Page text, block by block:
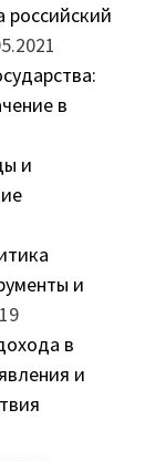
российский
в
и
и
в
и